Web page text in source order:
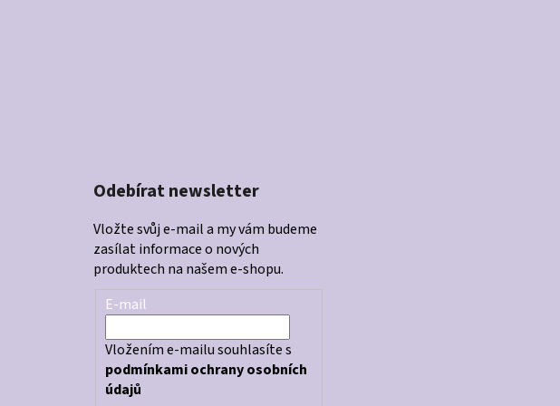
Odebírat newsletter
Vložte svůj e-mail a my vám budeme
zasílat informace o nových
produktech na našem e-shopu.
E-mail
Vložením e-mailu souhlasíte s
podmínkami ochrany osobních
údajů